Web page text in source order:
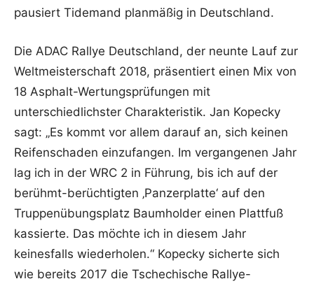
pausiert Tidemand planmäßig in Deutschland.
Die ADAC Rallye Deutschland, der neunte Lauf zur
Weltmeisterschaft 2018, präsentiert einen Mix von
18 Asphalt-Wertungsprüfungen mit
unterschiedlichster Charakteristik. Jan Kopecky
sagt: „Es kommt vor allem darauf an, sich keinen
Reifenschaden einzufangen. Im vergangenen Jahr
lag ich in der WRC 2 in Führung, bis ich auf der
berühmt-berüchtigten ‚Panzerplatte‘ auf den
Truppenübungsplatz Baumholder einen Plattfuß
kassierte. Das möchte ich in diesem Jahr
keinesfalls wiederholen.“ Kopecky sicherte sich
wie bereits 2017 die Tschechische Rallye-